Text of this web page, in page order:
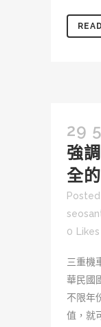
29
強
全
0 Likes
三重機
華民國
不限年
值，就